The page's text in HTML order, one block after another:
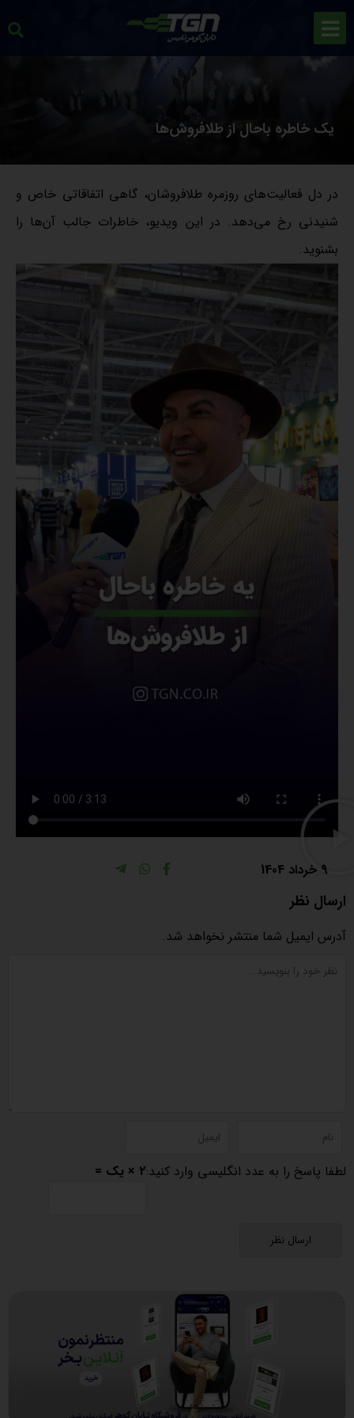
یک خاطره باحال از طلافروش‌ها
در دل فعالیت‌های روزمره طلافروشان، گاهی اتفاقاتی خاص و
شنیدنی رخ می‌دهد. در این ویدیو، خاطرات جالب آن‌ها را
بشنوید.
9 خرداد 1404
ارسال نظر
آدرس ایمیل شما منتشر نخواهد شد.
لطفا پاسخ را به عدد انگلیسی وارد کنید:2 × یک =